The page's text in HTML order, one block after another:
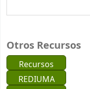
Otros Recursos
Recursos
REDIUMA